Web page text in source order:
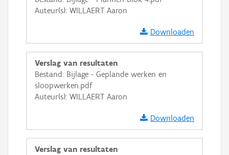
Auteur(s): WILLAERT Aaron
Downloaden
Verslag van resultaten
Bestand: Bijlage - Geplande werken en
sloopwerken.pdf
Auteur(s): WILLAERT Aaron
Downloaden
Verslag van resultaten